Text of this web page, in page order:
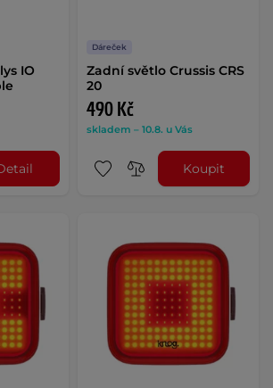
IO
Dáreček
Zadní světlo Crussis CRS
20
490 Kč
skladem – 10.8. u Vás
Koupit